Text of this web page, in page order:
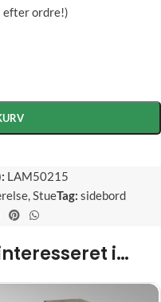
efter ordre!)
LAM50215
,StueTag: sidebord
i…